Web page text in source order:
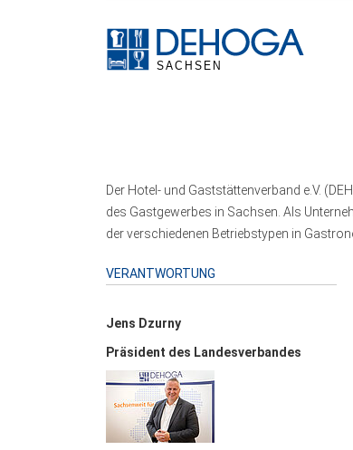
Der Hotel- und Gaststättenverband e.V.
des Gastgewerbes in Sachsen. Als
der verschiedenen Betriebstypen in
VERANTWORTUNG
Jens Dzurny
Präsident des Landesverbandes